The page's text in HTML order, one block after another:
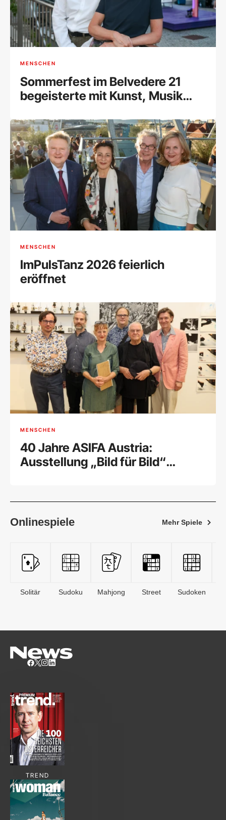
MENSCHEN
Sommerfest im Belvedere 21
begeisterte mit Kunst, Musik
MENSCHEN
ImPulsTanz 2026 feierlich
eröffnet
MENSCHEN
40 Jahre ASIFA Austria:
Ausstellung „Bild für Bild“
Onlinespiele Mehr Spiele
Solitär Sudoku Mahjong Street Sudoken
TREND